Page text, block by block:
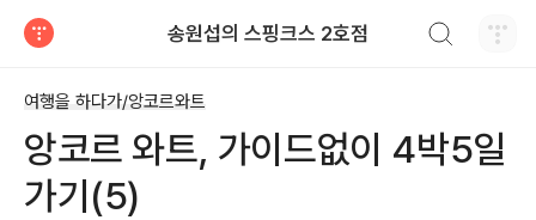
송원섭의 스핑크스 2호점
여행을 하다가/앙코르와트
앙코르 와트, 가이드없이 4박5일
가기(5)